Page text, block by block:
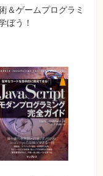
＆ゲームプログラミ
ぼう！